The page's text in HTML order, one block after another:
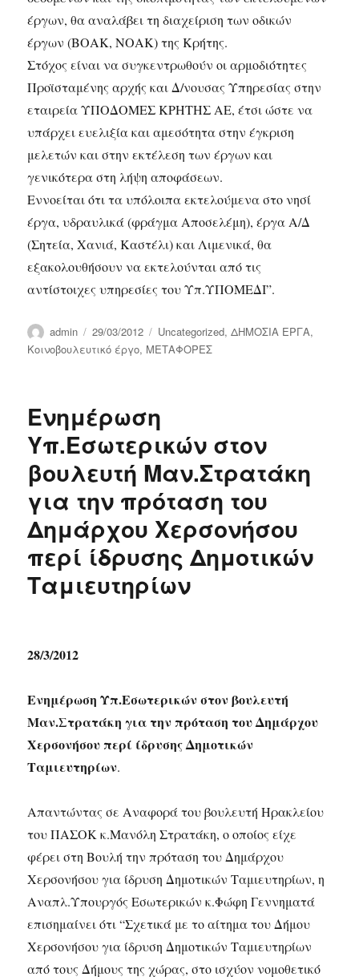
έργων, θα αναλάβει τη διαχείριση των οδικών
έργων (ΒΟΑΚ, ΝΟΑΚ) της Κρήτης.
Στόχος είναι να συγκεντρωθούν οι αρμοδιότητες
Προϊσταμένης αρχής και Δ/νουσας Υπηρεσίας στην
εταιρεία ΥΠΟΔΟΜΕΣ ΚΡΗΤΗΣ ΑΕ, έτσι ώστε να
υπάρχει ευελιξία και αμεσότητα στην έγκριση
μελετών και στην εκτέλεση των έργων και
γενικότερα στη λήψη αποφάσεων.
Εννοείται ότι τα υπόλοιπα εκτελούμενα στο νησί
έργα, υδραυλικά (φράγμα Αποσελέμη), έργα Α/Δ
(Σητεία, Χανιά, Καστέλι) και Λιμενικά, θα
εξακολουθήσουν να εκτελούνται από τις
αντίστοιχες υπηρεσίες του Υπ.ΥΠΟΜΕΔΙ”.
Author
admin
Posted
on
29/03/2012 Categories
Uncategorized,ΔΗΜΟΣΙΑ ΕΡΓΑ,
Κοινοβουλευτικό έργο, ΜΕΤΑΦΟΡΕΣ
Ενημέρωση
Υπ.Εσωτερικών στον
βουλευτή Μαν.Στρατάκη
για την πρόταση του
Δημάρχου Χερσονήσου
περί ίδρυσης Δημοτικών
Ταμιευτηρίων
28/3/2012
Ενημέρωση Υπ.Εσωτερικών στον βουλευτή
Μαν.Στρατάκη για την πρόταση του Δημάρχου
Χερσονήσου περί ίδρυσης Δημοτικών
Ταμιευτηρίων.
Απαντώντας σε Αναφορά του βουλευτή Ηρακλείου
του ΠΑΣΟΚ κ.Μανόλη Στρατάκη, ο οποίος είχε
φέρει στη Βουλή την πρόταση του Δημάρχου
Χερσονήσου για ίδρυση Δημοτικών Ταμιευτηρίων, η
Αναπλ.Υπουργός Εσωτερικών κ.Φώφη Γεννηματά
επισημαίνει ότι “Σχετικά με το αίτημα του Δήμου
Χερσονήσου για ίδρυση Δημοτικών Ταμιευτηρίων
από τους Δήμους της χώρας, στο ισχύον νομοθετικό